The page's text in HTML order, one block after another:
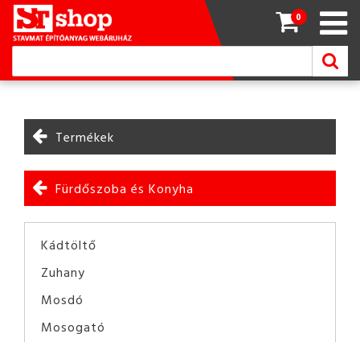
0
Termékek
Fürdőszoba és Konyha
Kádtöltő
Zuhany
Mosdó
Mosogató